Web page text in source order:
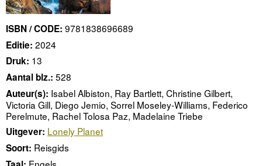
ISBN / CODE: 9781838696689
Editie: 2024
Druk: 13
Aantal blz.: 528
Auteur(s): Isabel Albiston, Ray Bartlett, Christine Gilbert,
Victoria Gill, Diego Jemio, Sorrel Moseley-Williams, Federico
Perelmute, Rachel Tolosa Paz, Madelaine Triebe
Uitgever: Lonely Planet
Soort: Reisgids